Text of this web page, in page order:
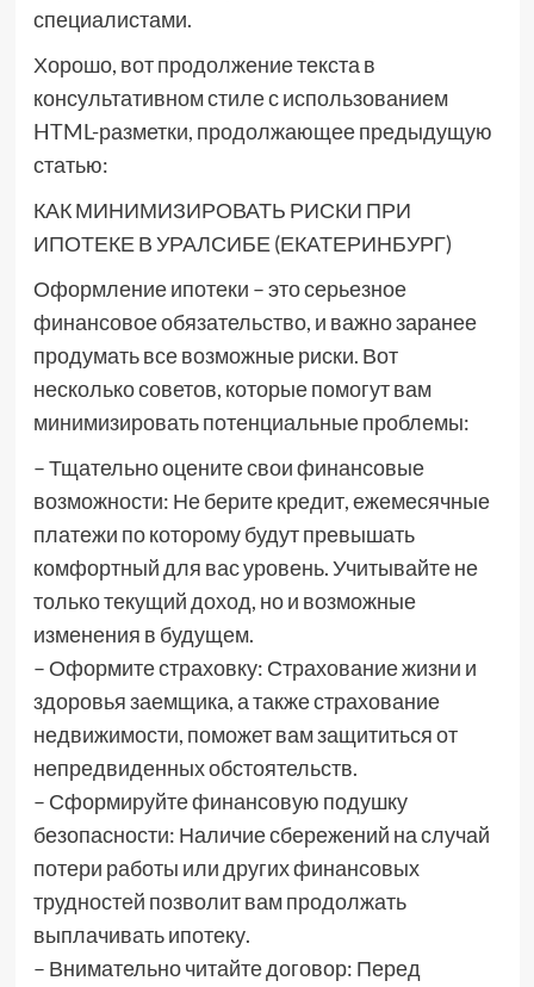
специалистами.
Хорошо, вот продолжение текста в
консультативном стиле с использованием
HTML-разметки, продолжающее предыдущую
статью:
КАК МИНИМИЗИРОВАТЬ РИСКИ ПРИ
ИПОТЕКЕ В УРАЛСИБЕ (ЕКАТЕРИНБУРГ)
Оформление ипотеки – это серьезное
финансовое обязательство, и важно заранее
продумать все возможные риски. Вот
несколько советов, которые помогут вам
минимизировать потенциальные проблемы:
– Тщательно оцените свои финансовые
возможности: Не берите кредит, ежемесячные
платежи по которому будут превышать
комфортный для вас уровень. Учитывайте не
только текущий доход, но и возможные
изменения в будущем.
– Оформите страховку: Страхование жизни и
здоровья заемщика, а также страхование
недвижимости, поможет вам защититься от
непредвиденных обстоятельств.
– Сформируйте финансовую подушку
безопасности: Наличие сбережений на случай
потери работы или других финансовых
трудностей позволит вам продолжать
выплачивать ипотеку.
– Внимательно читайте договор: Перед